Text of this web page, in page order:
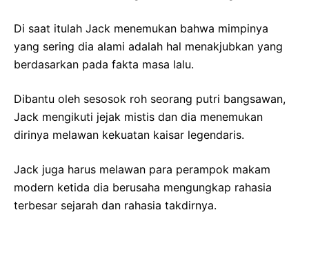
Di saat itulah Jack menemukan bahwa mimpinya
yang sering dia alami adalah hal menakjubkan yang
berdasarkan pada fakta masa lalu.
Dibantu oleh sesosok roh seorang putri bangsawan,
Jack mengikuti jejak mistis dan dia menemukan
dirinya melawan kekuatan kaisar legendaris.
Jack juga harus melawan para perampok makam
modern ketida dia berusaha mengungkap rahasia
terbesar sejarah dan rahasia takdirnya.